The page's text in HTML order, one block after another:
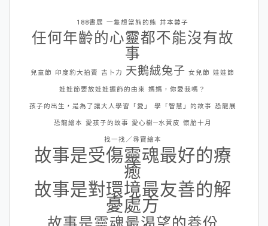
188書展 一隻想當熊的熊 井本蓉子
任何年齡的心靈都不能沒有故
事
兒童節 印度豹大拍賣 吉卜力 天鵝絨兔子 女兒節 娃娃節
娃娃節要放娃娃擺飾的由來 媽媽，你愛我嗎？
孩子的出生，是為了讓大人學習「愛」 學「智慧」的故事 恐龍展
恐龍繪本 愛孩子的故事 愛心樹─水黃皮 懷胎十月
找一找／尋寶繪本
故事是受傷靈魂最好的療
癒
故事是對環境最友善的解
憂處方